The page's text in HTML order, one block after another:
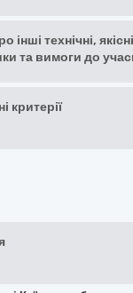
інші технічні,
та вимоги до
критерії